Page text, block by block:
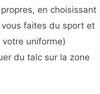
en choisissant
faites du sport et
uniforme)
du talc sur la zone